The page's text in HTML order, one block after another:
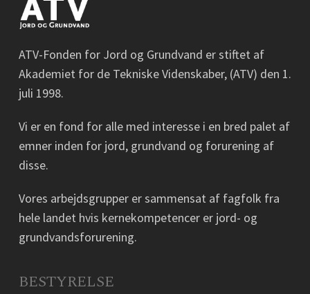
ATV-Fonden for Jord og Grundvand er stiftet af
Akademiet for de Tekniske Videnskaber, (ATV) den 1.
juli 1998.
Vi er en fond for alle med interesse i en bred palet af
emner inden for jord, grundvand og forurening af
disse.
Vores arbejdsgrupper er sammensat af fagfolk fra
hele landet hvis kernekompetencer er jord- og
grundvandsforurening.
BESTYRELSE